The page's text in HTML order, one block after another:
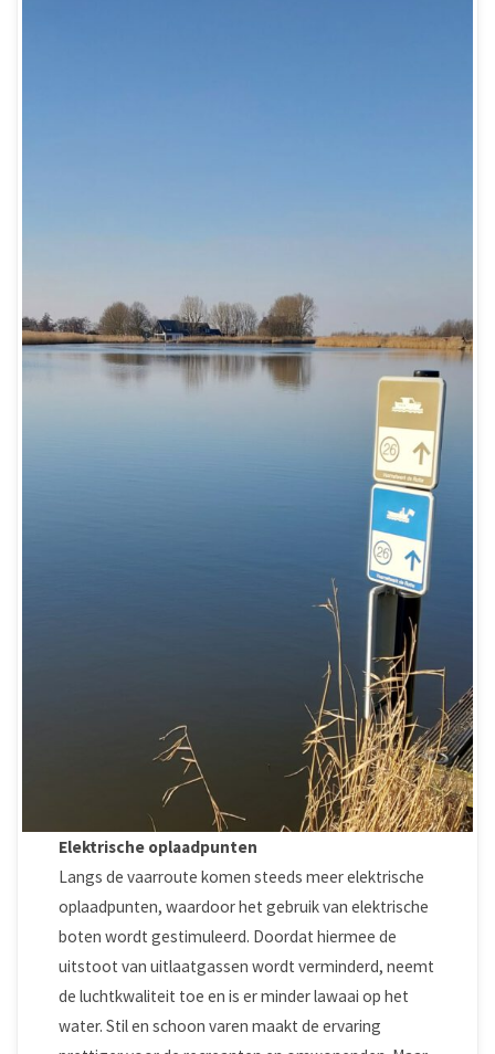
Elektrische oplaadpunten
Langs de vaarroute komen steeds meer elektrische
oplaadpunten, waardoor het gebruik van elektrische
boten wordt gestimuleerd. Doordat hiermee de
uitstoot van uitlaatgassen wordt verminderd, neemt
de luchtkwaliteit toe en is er minder lawaai op het
water. Stil en schoon varen maakt de ervaring